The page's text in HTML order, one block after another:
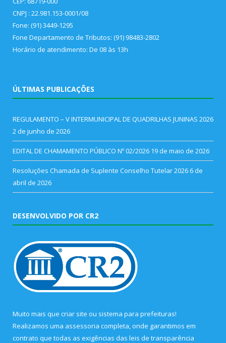
CNPJ : 22.981.153-0001/08
Fone: (91) 3449-1295
Fone Departamento de Tributos: (91) 98483-2802
Horário de atendimento: De 08 às 13h
ÚLTIMAS PUBLICAÇÕES
REGULAMENTO – V INTERMUNICIPAL DE QUADRILHAS JUNINAS 2026
2 de junho de 2026
EDITAL DE CHAMAMENTO PÚBLICO Nº 02/2026 19 de maio de 2026
Resoluções Chamada de Suplente Conselho Tutelar 2026 6 de
abril de 2026
DESENVOLVIDO POR CR2
Muito mais que criar site ou sistema para prefeituras!
Realizamos uma assessoria completa, onde garantimos em
contrato que todas as exigências das leis de transparência